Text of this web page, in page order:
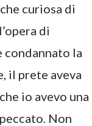
curiosa di
di
condannato la
il prete aveva
io avevo una
Non